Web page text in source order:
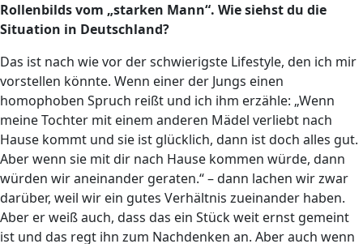
Rollenbilds vom „starken Mann“. Wie siehst du die
Situation in Deutschland?
Das ist nach wie vor der schwierigste Lifestyle, den ich mir
vorstellen könnte. Wenn einer der Jungs einen
homophoben Spruch reißt und ich ihm erzähle: „Wenn
meine Tochter mit einem anderen Mädel verliebt nach
Hause kommt und sie ist glücklich, dann ist doch alles gut.
Aber wenn sie mit dir nach Hause kommen würde, dann
würden wir aneinander geraten.“ – dann lachen wir zwar
darüber, weil wir ein gutes Verhältnis zueinander haben.
Aber er weiß auch, dass das ein Stück weit ernst gemeint
ist und das regt ihn zum Nachdenken an. Aber auch wenn